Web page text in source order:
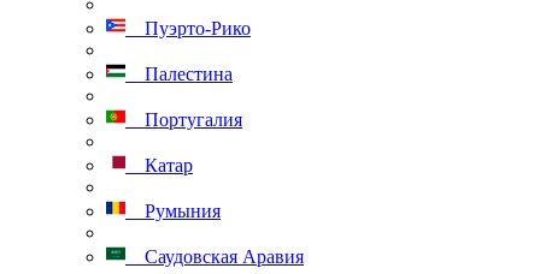
Пуэрто-Рико
Палестина
Португалия
Катар
Румыния
Саудовская Аравия